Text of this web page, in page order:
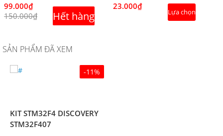
99.000₫
150.000₫
Hết hàng
23.000₫
Lựa chọn
SẢN PHẨM ĐÃ XEM
-11%
KIT STM32F4 DISCOVERY
STM32F407